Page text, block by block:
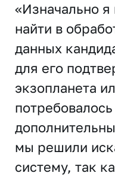
«Изначально
найти в
данных
для его
экзопланета
мы решили
систему, так